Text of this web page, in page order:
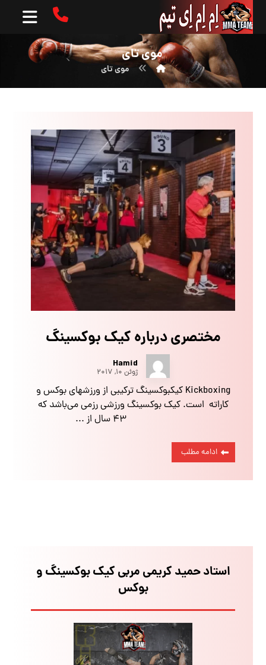
موی تای
موی تای
مختصری درباره کیک بوکسینگ
Hamid
ژوئن ۱۰, ۲۰۱۷
Kickboxing کیکبوکسینگ ترکیبی از ورزشهای بوکس و
کاراته است. کیک بوکسینگ ورزشی رزمی می‌باشد که
۴۳ سال از ...
ادامه مطلب
استاد حمید کریمی مربی کیک بوکسینگ و
بوکس